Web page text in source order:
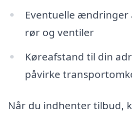
Eventuelle ændringer
rør og ventiler
Køreafstand til din
påvirke
Når du indhenter tilbud,